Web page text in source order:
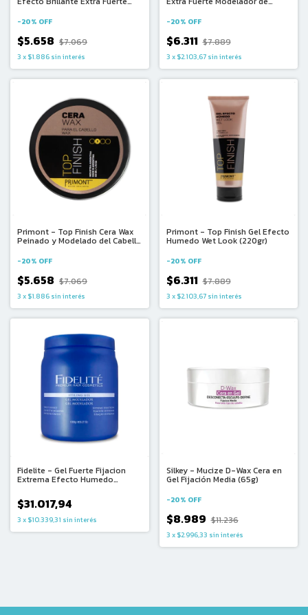
-20% OFF
$5.658 $7.069
3 x $1.886 sin interés
-20% OFF
$6.311 $7.889
3 x $2.103,67 sin interés
Primont - Top Finish Cera Wax
Peinado y Modelado del Cabello
-20% OFF
$5.658 $7.069
3 x $1.886 sin interés
Primont - Top Finish Gel Efecto
Humedo Wet Look (220gr)
-20% OFF
$6.311 $7.889
3 x $2.103,67 sin interés
Fidelite - Gel Fuerte Fijacion
Extrema Efecto Humedo
$31.017,94
3 x $10.339,31 sin interés
Silkey - Mucize D-Wax Cera en
Gel Fijación Media (65g)
-20% OFF
$8.989 $11.236
3 x $2.996,33 sin interés